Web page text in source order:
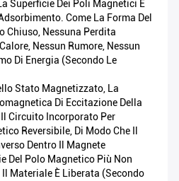
Superficie Dei Poli Magnetici E
Come La Forma Del
Chiuso, Nessuna Perdita
Nessun Rumore, Nessun
Di Energia (secondo Le
Stato Magnetizzato, La
Di Eccitazione Della
Circuito Incorporato Per
Reversibile, Di Modo Che Il
Dentro Il Magnete
Del Polo Magnetico Più Non
Materiale È Liberata (secondo